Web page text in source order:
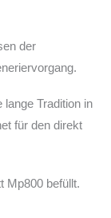
der
Tradition in
für den direkt
Mp800 befüllt.